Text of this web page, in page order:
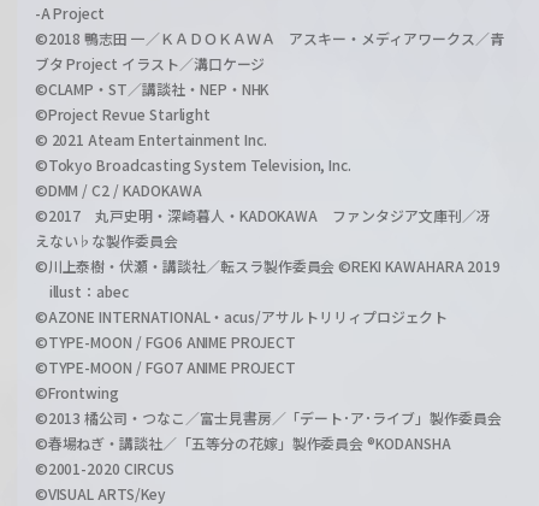
-A Project
©2018 鴨志田 一／ＫＡＤＯＫＡＷＡ アスキー・メディアワークス／青
ブタ Project イラスト／溝口ケージ
©CLAMP・ST／講談社・NEP・NHK
©Project Revue Starlight
© 2021 Ateam Entertainment Inc.
©Tokyo Broadcasting System Television, Inc.
©DMM / C2 / KADOKAWA
©2017 丸戸史明・深崎暮人・KADOKAWA ファンタジア文庫刊／冴
えない♭な製作委員会
©川上泰樹・伏瀬・講談社／転スラ製作委員会 ©REKI KAWAHARA 2019
illust：abec
©AZONE INTERNATIONAL・acus/アサルトリリィプロジェクト
©TYPE-MOON / FGO6 ANIME PROJECT
©TYPE-MOON / FGO7 ANIME PROJECT
©Frontwing
©2013 橘公司・つなこ／富士見書房／「デート･ア･ライブ」製作委員会
©春場ねぎ・講談社／「五等分の花嫁」製作委員会 ®KODANSHA
©2001-2020 CIRCUS
©VISUAL ARTS/Key